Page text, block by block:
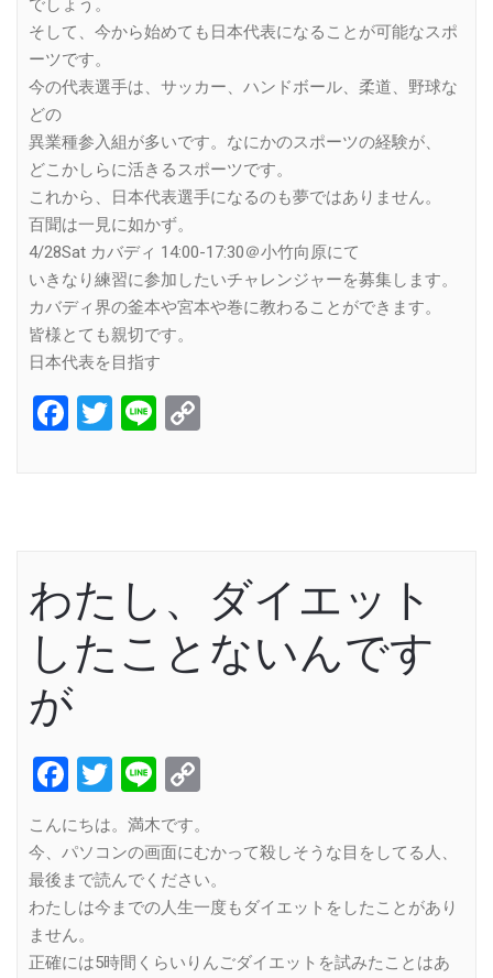
でしょう。
そして、今から始めても日本代表になることが可能なスポ
ーツです。
今の代表選手は、サッカー、ハンドボール、柔道、野球な
どの
異業種参入組が多いです。なにかのスポーツの経験が、
どこかしらに活きるスポーツです。
これから、日本代表選手になるのも夢ではありません。
百聞は一見に如かず。
4/28Sat カバディ 14:00-17:30＠小竹向原にて
いきなり練習に参加したいチャレンジャーを募集します。
カバディ界の釜本や宮本や巻に教わることができます。
皆様とても親切です。
日本代表を目指す
Facebook
Twitter
Line
わたし、ダイエット
したことないんです
が
Facebook
Twitter
Line
こんにちは。満木です。
今、パソコンの画面にむかって殺しそうな目をしてる人、
最後まで読んでください。
わたしは今までの人生一度もダイエットをしたことがあり
ません。
正確には5時間くらいりんごダイエットを試みたことはあ